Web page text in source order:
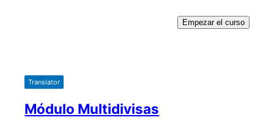
Empezar el curso
Translator
Módulo Multidivisas